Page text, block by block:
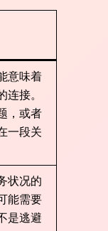
意味着
接。
，或者
一段关
状况的
能需要
是逃避